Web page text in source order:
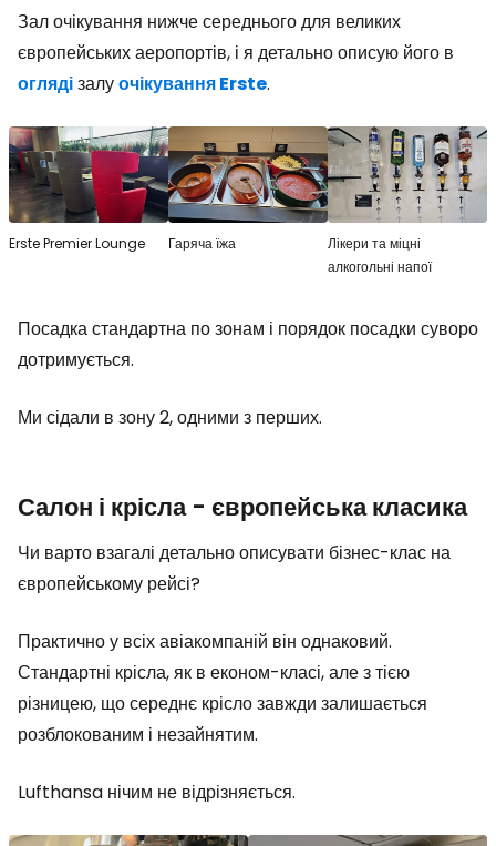
Зал очікування нижче середнього для великих
європейських аеропортів, і я детально описую його в
оглядізалуочікування Erste.
Erste Premier Lounge Гаряча їжа
Лікери та міцні
алкогольні напої
Посадка стандартна по зонам і порядок посадки суворо
дотримується.
Ми сідали в зону 2, одними з перших.
Салон і крісла - європейська класика
Чи варто взагалі детально описувати бізнес-клас на
європейському рейсі?
Практично у всіх авіакомпаній він однаковий.
Стандартні крісла, як в економ-класі, але з тією
різницею, що середнє крісло завжди залишається
розблокованим і незайнятим.
Lufthansa нічим не відрізняється.